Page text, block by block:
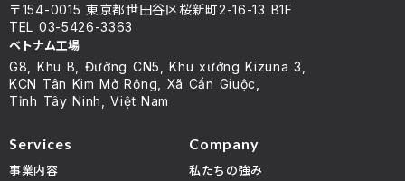
〒154-0015 東京都世田谷区桜新町2-16-13 B1F
TEL 03-5426-3363
ベトナム工場
G8, Khu B, Đường CN5, Khu xưởng Kizuna 3,
KCN Tân Kim Mở Rộng, Xã Cần Giuộc,
Tỉnh Tây Ninh, Việt Nam
Services
事業内容
Company
私たちの強み